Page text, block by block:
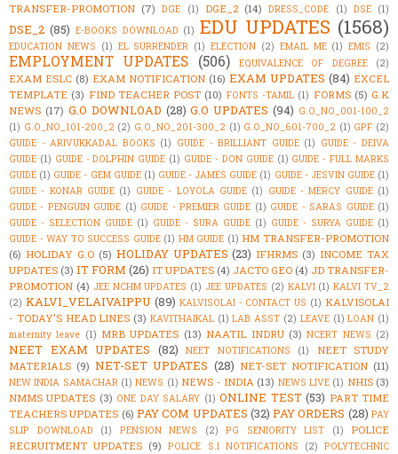
TRANSFER-PROMOTION (7) DGE (1) DGE_2 (14) DRESS_CODE (1) DSE (1)
DSE_2 (85) E-BOOKS DOWNLOAD (1) EDU UPDATES (1568)
EDUCATION NEWS (1) EL SURRENDER (1) ELECTION (2) EMAIL ME (1) EMIS (2)
EMPLOYMENT UPDATES (506) EQUIVALENCE OF DEGREE (2)
EXAM ESLC (8) EXAM NOTIFICATION (16) EXAM UPDATES (84) EXCEL
TEMPLATE (3) FIND TEACHER POST (10) FONTS -TAMIL (1) FORMS (5) G.K
NEWS (17) G.O DOWNLOAD (28) G.O UPDATES (94) G.O_NO_001-100_2
(1) G.O_NO_101-200_2 (2) G.O_NO_201-300_2 (1) G.O_NO_601-700_2 (1) GPF (2)
GUIDE - ARIVUKKADAL BOOKS (1) GUIDE - BRILLIANT GUIDE (1) GUIDE - DEIVA
GUIDE (1) GUIDE - DOLPHIN GUIDE (1) GUIDE - DON GUIDE (1) GUIDE - FULL MARKS
GUIDE (1) GUIDE - GEM GUIDE (1) GUIDE - JAMES GUIDE (1) GUIDE - JESVIN GUIDE (1)
GUIDE - KONAR GUIDE (1) GUIDE - LOYOLA GUIDE (1) GUIDE - MERCY GUIDE (1)
GUIDE - PENGUIN GUIDE (1) GUIDE - PREMIER GUIDE (1) GUIDE - SARAS GUIDE (1)
GUIDE - SELECTION GUIDE (1) GUIDE - SURA GUIDE (1) GUIDE - SURYA GUIDE (1)
GUIDE - WAY TO SUCCESS GUIDE (1) HM GUIDE (1) HM TRANSFER-PROMOTION
(6) HOLIDAY G.O (5) HOLIDAY UPDATES (23) IFHRMS (3) INCOME TAX
UPDATES (3) IT FORM (26) IT UPDATES (4) JACTO GEO (4) JD TRANSFER-
PROMOTION (4) JEE NCHM UPDATES (1) JEE UPDATES (2) KALVI (1) KALVI TV_2
(2) KALVI_VELAIVAIPPU (89) KALVISOLAI - CONTACT US (1) KALVISOLAI
- TODAY'S HEAD LINES (3) KAVITHAIKAL (1) LAB ASST (2) LEAVE (1) LOAN (1)
maternity leave (1) MRB UPDATES (13) NAATIL INDRU (3) NCERT NEWS (2)
NEET EXAM UPDATES (82) NEET NOTIFICATIONS (1)
NEET STUDY
MATERIALS (9) NET-SET UPDATES (28) NET-SET NOTIFICATION (11)
NEW INDIA SAMACHAR (1) NEWS (1) NEWS - INDIA (13) NEWS LIVE (1) NHIS (3)
NMMS UPDATES (3) ONE DAY SALARY (1) ONLINE TEST (53) PART TIME
TEACHERS UPDATES (6) PAY COM UPDATES (32) PAY ORDERS (28) PAY
SLIP DOWNLOAD
(1) PENSION NEWS (2) PG SENIORITY LIST (1)
POLICE
RECRUITMENT UPDATES (9) POLICE S.I NOTIFICATIONS (2) POLYTECHNIC